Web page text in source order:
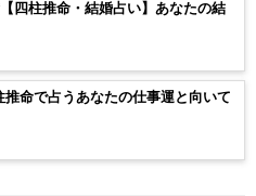
四柱推命・結婚占い】あなたの結
推命で占うあなたの仕事運と向いて